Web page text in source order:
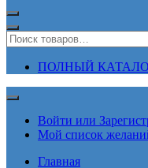
ПОЛНЫЙ КАТАЛОГ
Войти или
Мой список
Главная